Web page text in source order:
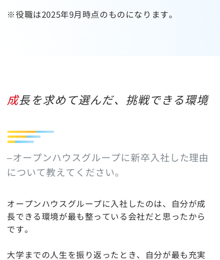
※役職は2025年9月時点のものになります。
成長を求めて選んだ、挑戦できる環境
–オープンハウスグループに新卒入社した理由
について教えてください。
オープンハウスグループに入社したのは、自分が成
長できる環境が最も整っている会社だと思ったから
です。
大学までの人生を振り返ったとき、自分が最も充実